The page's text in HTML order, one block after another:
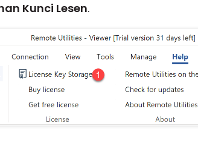
Kunci Lesen.